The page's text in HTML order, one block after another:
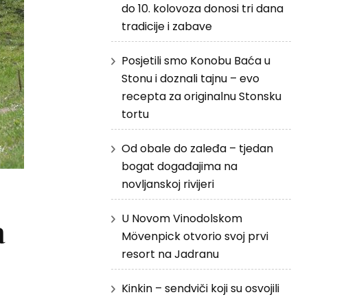
do 10. kolovoza donosi tri dana
tradicije i zabave
Posjetili smo Konobu Baća u
Stonu i doznali tajnu – evo
recepta za originalnu Stonsku
tortu
Od obale do zaleđa – tjedan
bogat događajima na
novljanskoj rivijeri
U Novom Vinodolskom
Mövenpick otvorio svoj prvi
resort na Jadranu
Kinkin – sendviči koji su osvojili